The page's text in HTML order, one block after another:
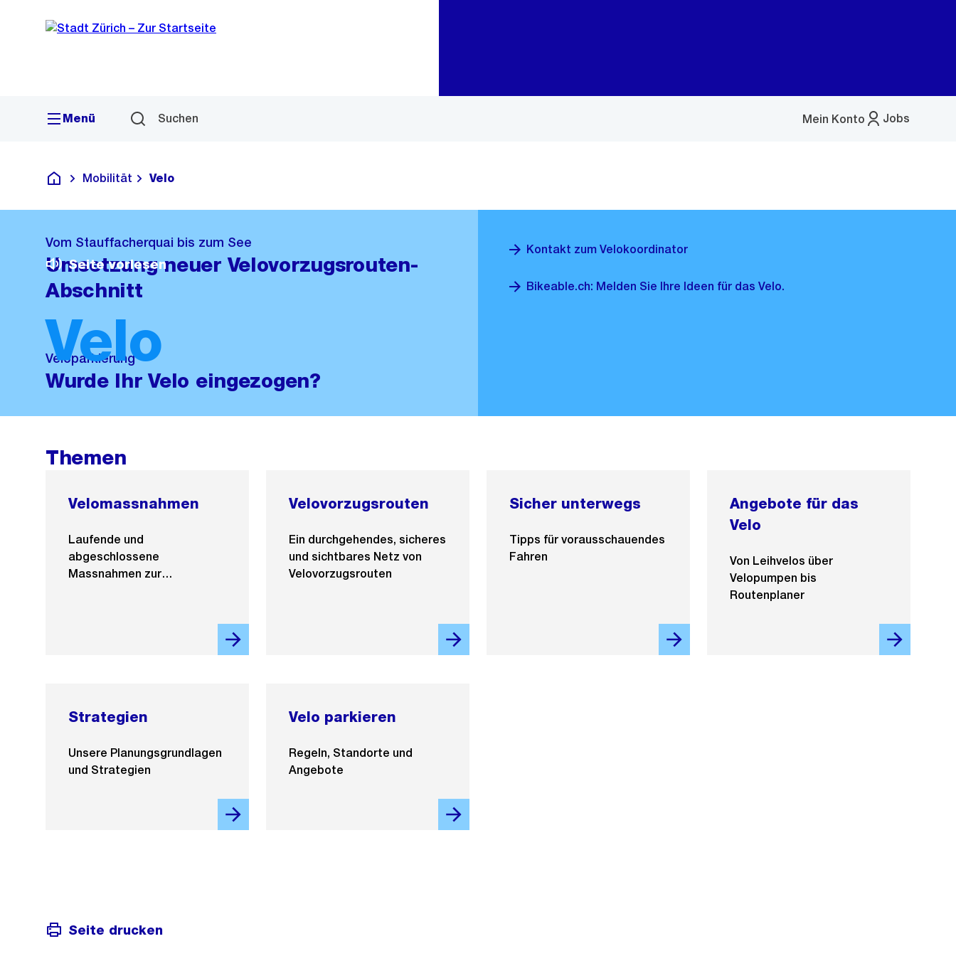
Navigation
Sprunglink
Menü Suchen Jobs
Mein Konto
Menü
Deutsch
Mobilität Velo
Seite vorlesen
Velo
Vom Stauffacherquai bis zum See
Umsetzung neuer Velovorzugsrouten-
Abschnitt
Veloparkierung
Wurde Ihr Velo eingezogen?
Kontakt zum Velokoordinator
Bikeable.ch: Melden Sie Ihre Ideen für das Velo.
Themen
Velomassnahmen
Laufende und
abgeschlossene
Massnahmen zur
Velovorzugsrouten
Ein durchgehendes, sicheres
und sichtbares Netz von
Velovorzugsrouten
Sicher unterwegs
Tipps für vorausschauendes
Fahren
Angebote für das
Velo
Von Leihvelos über
Velopumpen bis
Routenplaner
Strategien
Unsere Planungsgrundlagen
und Strategien
Velo parkieren
Regeln, Standorte und
Angebote
Seite drucken